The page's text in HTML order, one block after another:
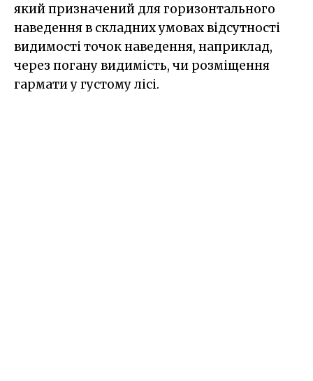
який призначений для горизонтального
наведення в складних умовах відсутності
видимості точок наведення, наприклад,
через погану видимість, чи розміщення
гармати у густому лісі.